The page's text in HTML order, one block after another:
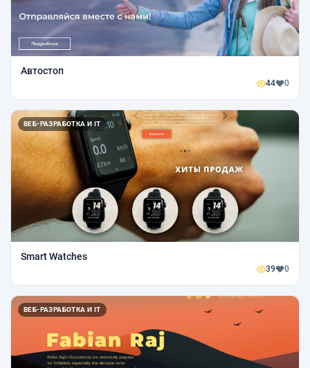
Автостоп
44 0
ВЕБ-РАЗРАБОТКА И IT
Smart Watches
39 0
ВЕБ-РАЗРАБОТКА И IT